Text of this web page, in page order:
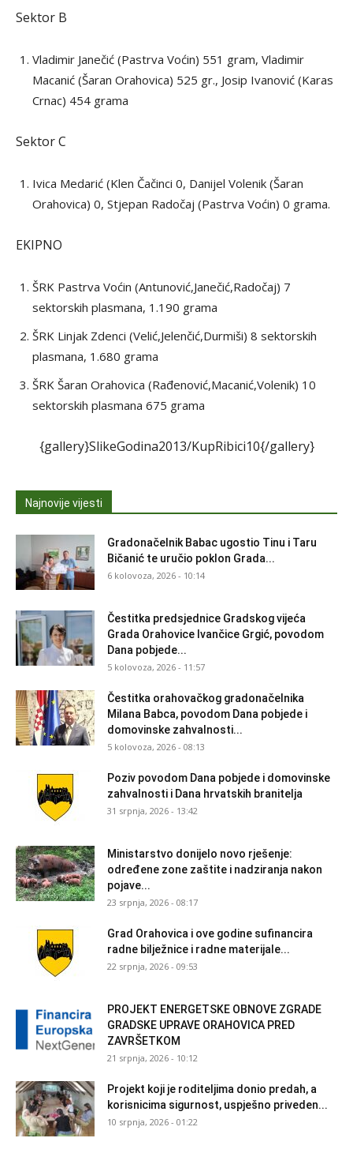
Sektor B
Vladimir Janečić (Pastrva Voćin) 551 gram, Vladimir
Macanić (Šaran Orahovica) 525 gr., Josip Ivanović (Karas
Crnac) 454 grama
Sektor C
Ivica Medarić (Klen Čačinci 0, Danijel Volenik (Šaran
Orahovica) 0, Stjepan Radočaj (Pastrva Voćin) 0 grama.
EKIPNO
ŠRK Pastrva Voćin (Antunović,Janečić,Radočaj) 7
sektorskih plasmana, 1.190 grama
ŠRK Linjak Zdenci (Velić,Jelenčić,Durmiši) 8 sektorskih
plasmana, 1.680 grama
ŠRK Šaran Orahovica (Rađenović,Macanić,Volenik) 10
sektorskih plasmana 675 grama
{gallery}SlikeGodina2013/KupRibici10{/gallery}
Najnovije vijesti
Gradonačelnik Babac ugostio Tinu i Taru
Bičanić te uručio poklon Grada...
6 kolovoza, 2026 - 10:14
Čestitka predsjednice Gradskog vijeća
Grada Orahovice Ivančice Grgić, povodom
Dana pobjede...
5 kolovoza, 2026 - 11:57
Čestitka orahovačkog gradonačelnika
Milana Babca, povodom Dana pobjede i
domovinske zahvalnosti...
5 kolovoza, 2026 - 08:13
Poziv povodom Dana pobjede i domovinske
zahvalnosti i Dana hrvatskih branitelja
31 srpnja, 2026 - 13:42
Ministarstvo donijelo novo rješenje:
određene zone zaštite i nadziranja nakon
pojave...
23 srpnja, 2026 - 08:17
Grad Orahovica i ove godine sufinancira
radne bilježnice i radne materijale...
22 srpnja, 2026 - 09:53
PROJEKT ENERGETSKE OBNOVE ZGRADE
GRADSKE UPRAVE ORAHOVICA PRED
ZAVRŠETKOM
21 srpnja, 2026 - 10:12
Projekt koji je roditeljima donio predah, a
korisnicima sigurnost, uspješno priveden...
10 srpnja, 2026 - 01:22